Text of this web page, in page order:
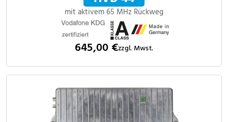
mit aktivem 65 MHz Rückweg
645,00 €zzgl. Mwst.